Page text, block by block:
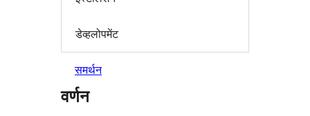
डेव्हलोपमेंट
समर्थन
वर्णन